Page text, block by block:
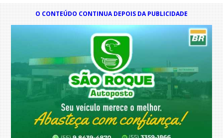
O CONTEÚDO CONTINUA DEPOIS DA PUBLICIDADE